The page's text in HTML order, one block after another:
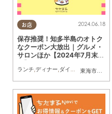
お店
東海市
,大府市
2024.06.18
保存推奨！知多半島のオトク
なクーポン大放出｜グルメ・
サロンほか【2024年7月末ま
ランチ,ディナー,ダイエット ,住まい